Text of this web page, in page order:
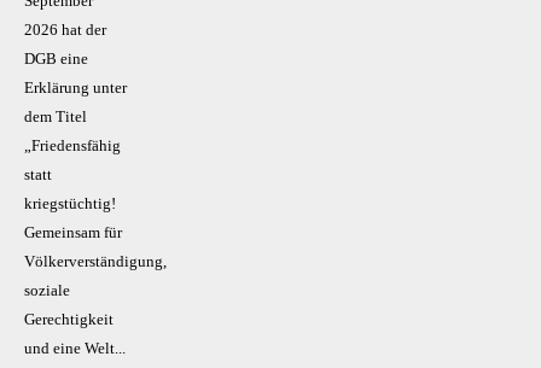
2026 hat der
DGB eine
Erklärung unter
dem Titel
„Friedensfähig
statt
kriegstüchtig!
Gemeinsam für
Völkerverständigung,
soziale
Gerechtigkeit
und eine Welt...